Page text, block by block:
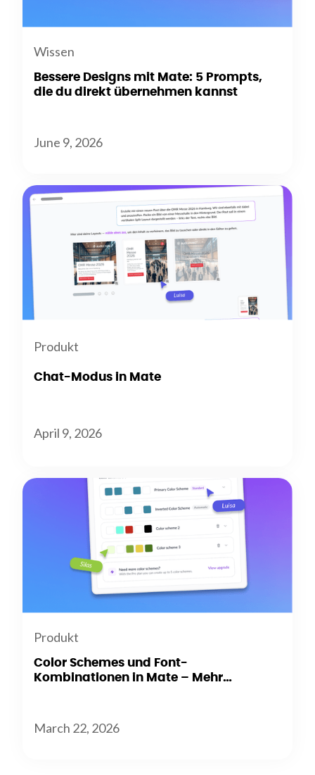
Wissen
Bessere Designs mit Mate: 5 Prompts,
die du direkt übernehmen kannst
June 9, 2026
Produkt
Chat-Modus in Mate
April 9, 2026
Produkt
Color Schemes und Font-
Kombinationen in Mate – Mehr
March 22, 2026